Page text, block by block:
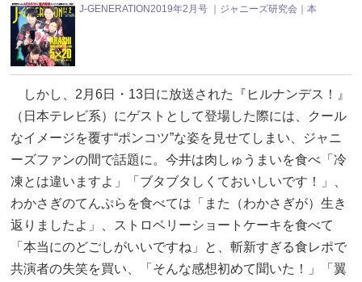
J-GENERATION2019年2月号 ｜ジャニーズ研究会｜本
しかし、2月6日・13日に放送された『ヒルナンデス！』
（日本テレビ系）にゲストとして登場した際には、クール
なイメージを覆す“ポンコツ”な姿を見せてしまい、ジャニ
ーズファンの間で話題に。今井は肉しゅうまいを食べ「冷
凍とは違いますよ」「ブタブタしくておいしいです！」、
わかさぎのてんぷらを食べては「また（わかさぎが）生き
返りましたよ」、ストロベリーショートケーキを食べて
「本当にのどごしがいいですね」と、斬新すぎる食レポで
共演者の失笑を買い、「そんな感想初めて聞いた！」「翼